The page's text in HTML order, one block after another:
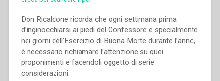
Don Ricaldone ricorda che ogni settimana prima
d’inginocchiarsi ai piedi del Confessore e specialmente
nei giorni dell’Esercizio di Buona Morte durante l’anno,
è necessario richiamare l’attenzione su quei
proponimenti e facendoli oggetto di serie
considerazioni.